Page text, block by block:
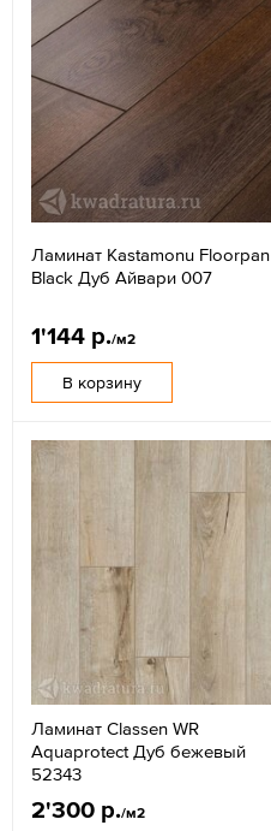
Ламинат Kastamonu Floorpan
Black Дуб Айвари 007
1'144 р./м2
В корзину
Ламинат Classen WR
Aquaprotect Дуб бежевый
52343
2'300 р./м2